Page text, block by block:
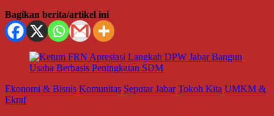
Bagikan berita/artikel ini
Ekonomi & Bisnis Komunitas Seputar Jabar Tokoh Kita UMKM &
Ekraf